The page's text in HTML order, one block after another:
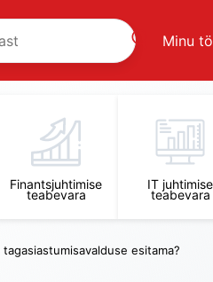
Minu
Finantsjuhtimise
teabevara
IT juhtimise
teabevara
esitama?